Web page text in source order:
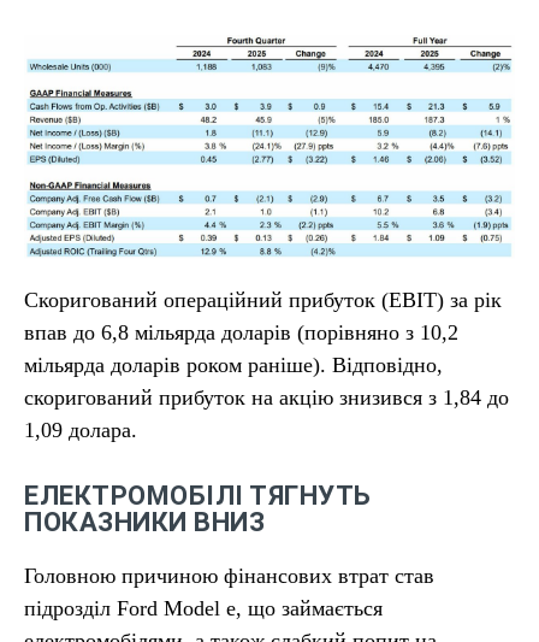
Скоригований операційний прибуток (EBIT) за рік
впав до 6,8 мільярда доларів (порівняно з 10,2
мільярда доларів роком раніше). Відповідно,
скоригований прибуток на акцію знизився з 1,84 до
1,09 долара.
ЕЛЕКТРОМОБІЛІ ТЯГНУТЬ
ПОКАЗНИКИ ВНИЗ
Головною причиною фінансових втрат став
підрозділ Ford Model e, що займається